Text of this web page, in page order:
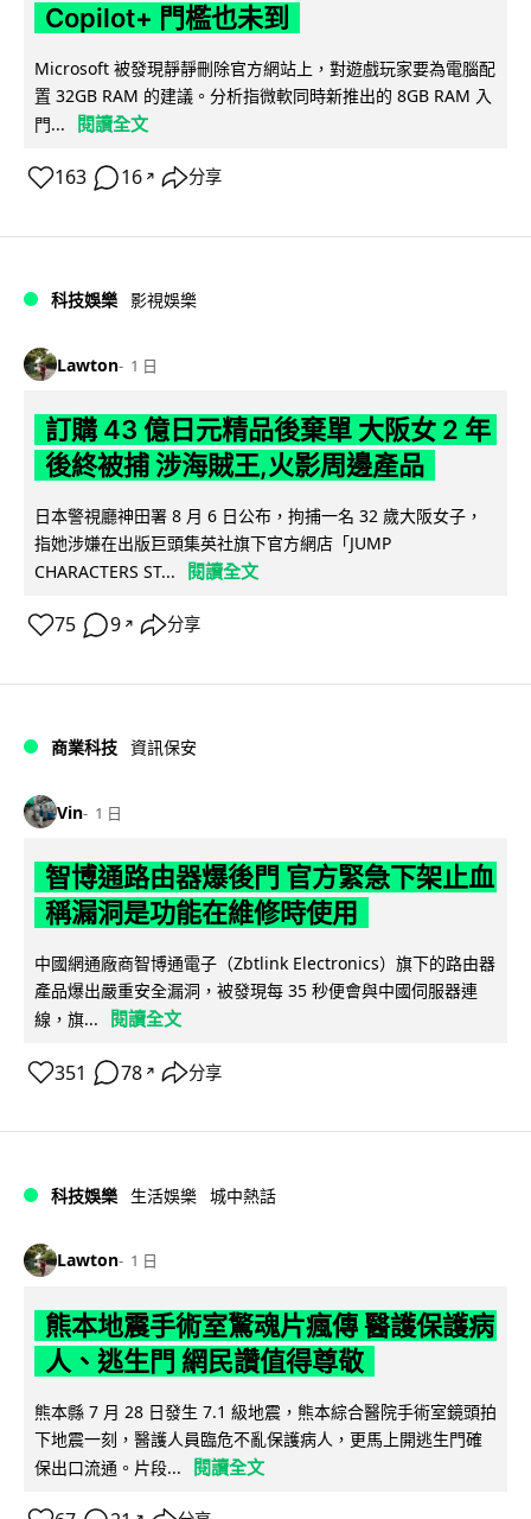
Copilot+ 門檻也未到
Microsoft 被發現靜靜刪除官方網站上，對遊戲玩家要為電腦配
置 32GB RAM 的建議。分析指微軟同時新推出的 8GB RAM 入
門...
閱讀全文
163 16 ↗ 分享
科技娛樂 影視娛樂
Lawton 1 日
訂購 43 億日元精品後棄單 大阪女 2 年
後終被捕 涉海賊王,火影周邊產品
日本警視廳神田署 8 月 6 日公布，拘捕一名 32 歲大阪女子，
指她涉嫌在出版巨頭集英社旗下官方網店「JUMP
CHARACTERS ST...
閱讀全文
75 9 ↗ 分享
商業科技 資訊保安
Vin 1 日
智博通路由器爆後門 官方緊急下架止血
稱漏洞是功能在維修時使用
中國網通廠商智博通電子（Zbtlink Electronics）旗下的路由器
產品爆出嚴重安全漏洞，被發現每 35 秒便會與中國伺服器連
線，旗...
閱讀全文
351 78 ↗ 分享
科技娛樂 生活娛樂 城中熱話
Lawton 1 日
熊本地震手術室驚魂片瘋傳 醫護保護病
人、逃生門 網民讚值得尊敬
熊本縣 7 月 28 日發生 7.1 級地震，熊本綜合醫院手術室鏡頭拍
下地震一刻，醫護人員臨危不亂保護病人，更馬上開逃生門確
保出口流通。片段...
閱讀全文